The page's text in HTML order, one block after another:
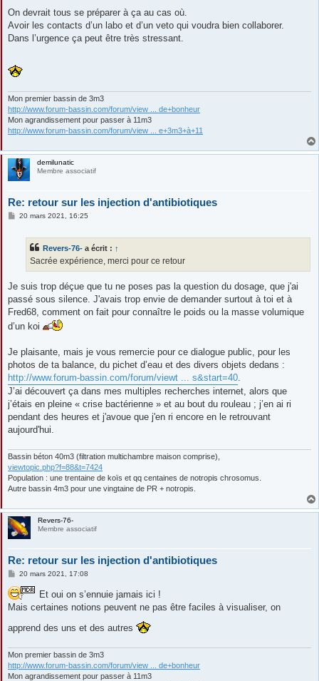
On devrait tous se préparer à ça au cas où.
Avoir les contacts d’un labo et d’un veto qui voudra bien collaborer.
Dans l’urgence ça peut être très stressant.
Mon premier bassin de 3m3
http://www.forum-bassin.com/forum/view ... de+bonheur
Mon agrandissement pour passer à 11m3
http://www.forum-bassin.com/forum/view ... e+3m3+à+11
demilunatic
Membre associatif
Re: retour sur les injection d'antibiotiques
M20 mars 2021, 16:25
Revers-76- a écrit : ↑
Sacrée expérience, merci pour ce retour
Je suis trop déçue que tu ne poses pas la question du dosage, que j'ai
passé sous silence. J'avais trop envie de demander surtout à toi et à
Fred68, comment on fait pour connaître le poids ou la masse volumique
d’un koi
Je plaisante, mais je vous remercie pour ce dialogue public, pour les
photos de ta balance, du pichet d’eau et des divers objets dedans :
http://www.forum-bassin.com/forum/viewt ... s&start=40.
J’ai découvert ça dans mes multiples recherches internet, alors que
j’étais en pleine « crise bactérienne » et au bout du rouleau ; j’en ai ri
pendant des heures et j'avoue que j'en ri encore en le retrouvant
aujourd'hui.
Bassin béton 40m3 (filtration multichambre maison comprise),
viewtopic.php?f=88&t=7424
Population : une trentaine de koïs et qq centaines de notropis chrosomus.
Autre bassin 4m3 pour une vingtaine de PR + notropis.
Revers-76-
Membre associatif
Re: retour sur les injection d'antibiotiques
M
s
s
a
e
20 mars 2021, 17:08
Et oui on s’ennuie jamais ici !
Mais certaines notions peuvent ne pas être faciles à visualiser, on
apprend des uns et des autres
Mon premier bassin de 3m3
http://www.forum-bassin.com/forum/view ... de+bonheur
Mon agrandissement pour passer à 11m3